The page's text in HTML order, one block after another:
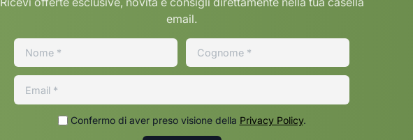
email.
Confermo di aver preso visione della Privacy Policy.